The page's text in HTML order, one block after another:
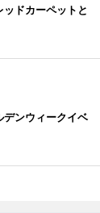
ドカーペットと
ンウィークイベ